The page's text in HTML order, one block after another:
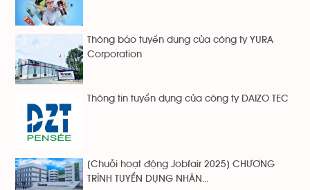
Thông báo tuyển dụng của công ty YURA
Corporation
Thông tin tuyển dụng của công ty DAIZO TEC
[Chuỗi hoạt động Jobfair 2025] CHƯƠNG
TRÌNH TUYỂN DỤNG NHÂN...